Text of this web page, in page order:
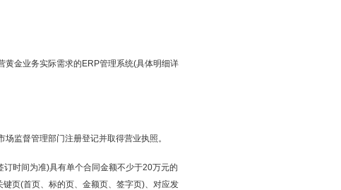
黄金业务实际需求的ERP管理系统(具体明细详
监督管理部门注册登记并取得营业执照。
时间为准)具有单个合同金额不少于20万元的
页(首页、标的页、金额页、签字页)、对应发